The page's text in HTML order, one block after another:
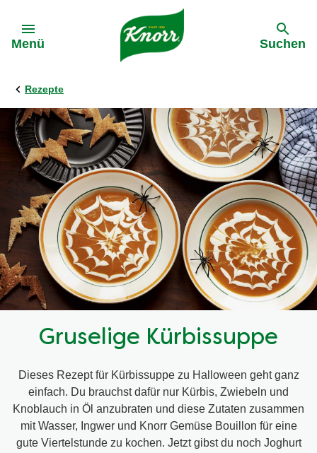
Menü Suchen
Rezepte
Gruselige Kürbissuppe
Dieses Rezept für Kürbissuppe zu Halloween geht ganz
einfach. Du brauchst dafür nur Kürbis, Zwiebeln und
Knoblauch in Öl anzubraten und diese Zutaten zusammen
mit Wasser, Ingwer und Knorr Gemüse Bouillon für eine
gute Viertelstunde zu kochen. Jetzt gibst du noch Joghurt